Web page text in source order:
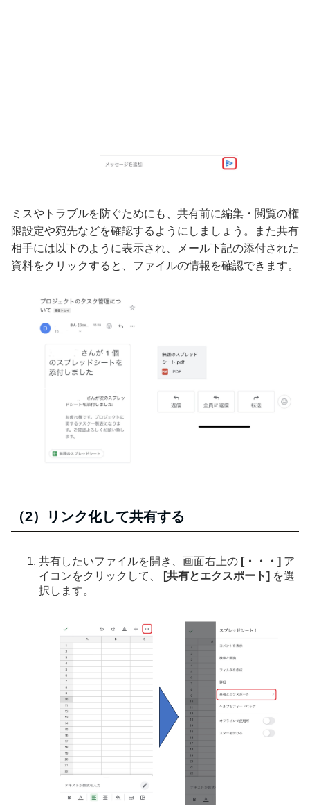
ミスやトラブルを防ぐためにも、共有前に編集・閲覧の権
限設定や宛先などを確認するようにしましょう。また共有
相手には以下のように表示され、メール下記の添付された
資料をクリックすると、ファイルの情報を確認できます。
（2）リンク化して共有する
共有したいファイルを開き、画面右上の [・・・] ア
イコンをクリックして、
[共有とエクスポート] を選
択します。